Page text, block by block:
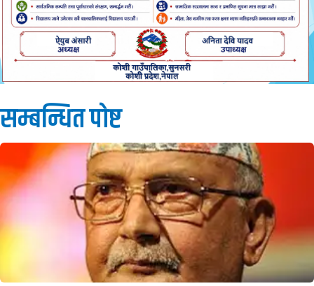
सम्बन्धित पाेष्ट